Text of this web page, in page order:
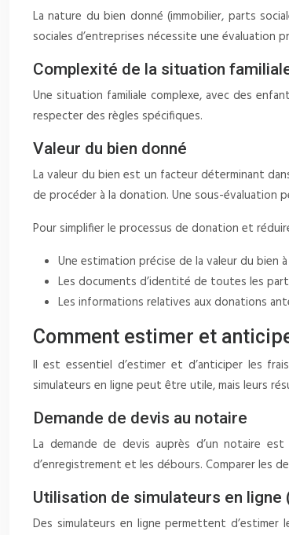
La nature du bien donné (immobilier, parts
sociales d’entreprises nécessite une évaluation
Complexité de la situation
Une situation familiale complexe, avec des
respecter des règles spécifiques.
Valeur du bien donné
La valeur du bien est un facteur déterminant
de procéder à la donation. Une sous-évaluation
Pour simplifier le processus de donation et
Une estimation précise de la valeur du bien
Les documents d’identité de toutes les
Les informations relatives aux donations
Comment estimer et
Il est essentiel d’estimer et d’anticiper les
simulateurs en ligne peut être utile, mais leurs
Demande de devis au notaire
La demande de devis auprès d’un notaire
d’enregistrement et les débours. Comparer les
Utilisation de simulateurs en ligne
Des simulateurs en ligne permettent